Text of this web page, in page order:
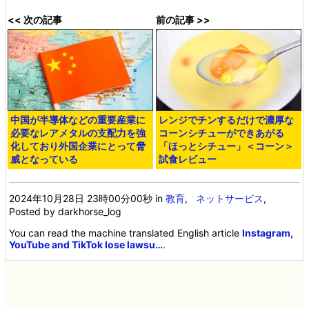
<< 次の記事
中国が半導体などの重要産業に
必要なレアメタルの支配力を強
化しており外国企業にとって脅
威となっている
前の記事 >>
レンジでチンするだけで濃厚な
コーンシチューができあがる
「ほっとシチュー」＜コーン＞
試食レビュー
2024年10月28日 23時00分00秒 in教育, ネットサービス,
Posted by darkhorse_log
You can read the machine translated English articleInstagram,
YouTube and TikTok lose lawsu….